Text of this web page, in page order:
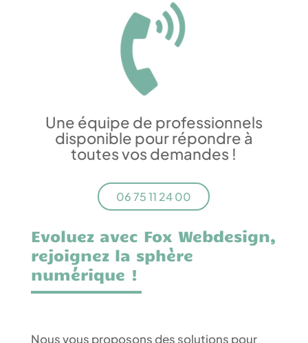

Une équipe de professionnels
disponible pour répondre à
toutes vos demandes !
06 75 11 24 00
Evoluez avec Fox Webdesign,
rejoignez la sphère
numérique !
Nous vous proposons des solutions pour